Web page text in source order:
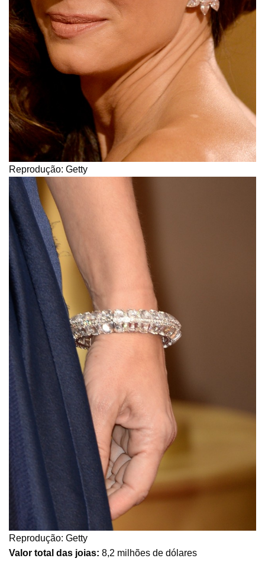
Reprodução: Getty
Reprodução: Getty
Valor total das joias: 8,2 milhões de dólares